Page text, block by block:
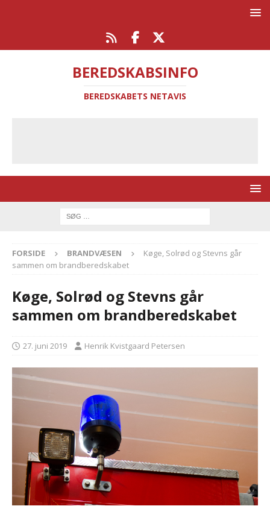
BEREDSKABSINFO
BEREDSKABETS NETAVIS
FORSIDE BRANDVÆSEN
Køge, Solrød og Stevns går
sammen om brandberedskabet
Køge, Solrød og Stevns går
sammen om brandberedskabet
27. juni 2019 Henrik Kvistgaard Petersen